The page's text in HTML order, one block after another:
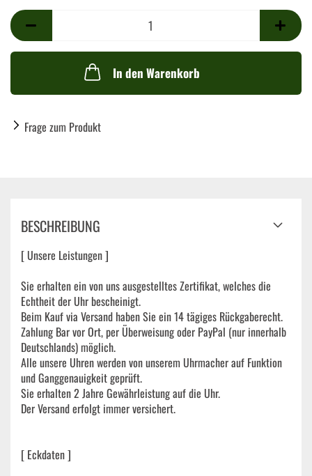
In den Warenkorb
Frage zum Produkt
BESCHREIBUNG
[ Unsere Leistungen ]
Sie erhalten ein von uns ausgestelltes Zertifikat, welches die
Echtheit der Uhr bescheinigt.
Beim Kauf via Versand haben Sie ein 14 tägiges Rückgaberecht.
Zahlung Bar vor Ort, per Überweisung oder PayPal (nur innerhalb
Deutschlands) möglich.
Alle unsere Uhren werden von unserem Uhrmacher auf Funktion
und Ganggenauigkeit geprüft.
Sie erhalten 2 Jahre Gewährleistung auf die Uhr.
Der Versand erfolgt immer versichert.
[ Eckdaten ]